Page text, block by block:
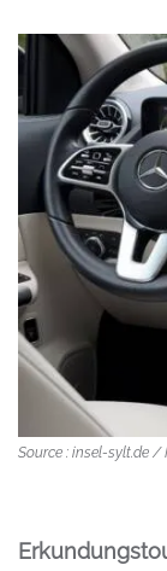
Source : insel-sylt.de /